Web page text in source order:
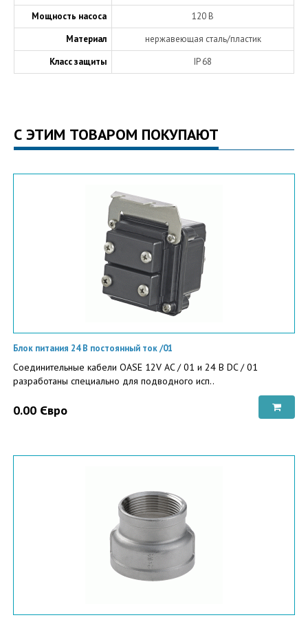
Мощность насоса
120 В
Материал
нержавеющая сталь/пластик
Класс защиты
IP 68
С ЭТИМ ТОВАРОМ ПОКУПАЮТ
Блок питания 24 В постоянный ток /01
Соединительные кабели OASE 12V AC / 01 и 24 В DC / 01
разработаны специально для подводного исп..
0.00 Євро